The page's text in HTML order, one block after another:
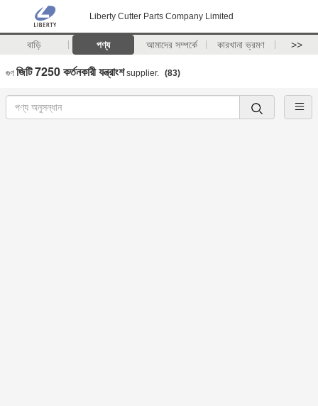
Liberty Cutter Parts Company Limited
বাড়ি পণ্য আমাদের সম্পর্কে কারখানা ভ্রমণ >>
গুণ জিটি 7250 কর্তনকারী যন্ত্রাংশsupplier. (83)